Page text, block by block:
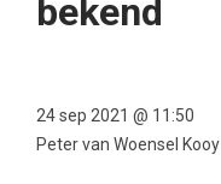
bekend
24 sep 2021 @ 11:50
Peter van Woensel Kooy